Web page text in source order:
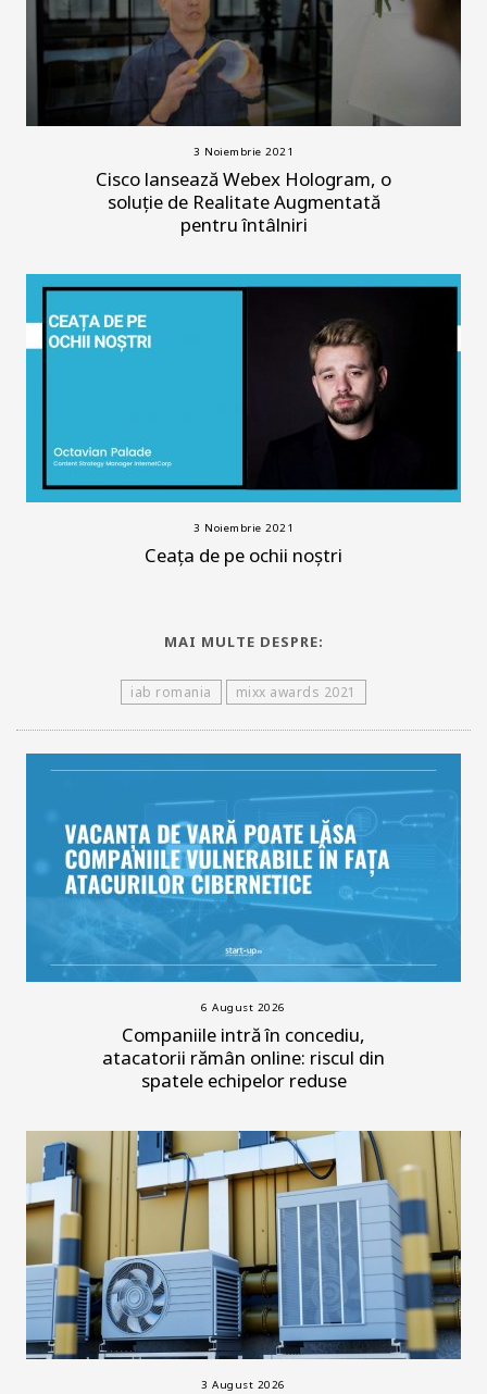
3 Noiembrie 2021
Cisco lansează Webex Hologram, o
soluție de Realitate Augmentată
pentru întâlniri
3 Noiembrie 2021
Ceața de pe ochii noștri
MAI MULTE DESPRE:
iab romania mixx awards 2021
6 August 2026
Companiile intră în concediu,
atacatorii rămân online: riscul din
spatele echipelor reduse
3 August 2026